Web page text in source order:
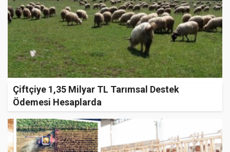
Çiftçiye 1,35 Milyar TL Tarımsal Destek
Ödemesi Hesaplarda